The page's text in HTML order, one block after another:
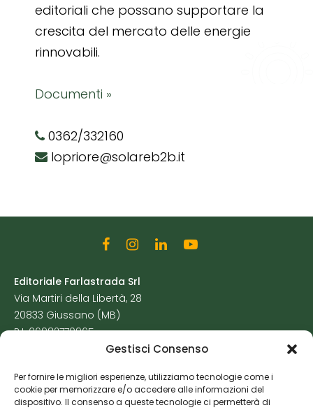
Gestisci Consenso
Per fornire le migliori esperienze, utilizziamo tecnologie come i
cookie per memorizzare e/o accedere alle informazioni del
dispositivo. Il consenso a queste tecnologie ci permetterà di
editoriali che possano supportare la
crescita del mercato delle energie
rinnovabili.
Documenti »
0362/332160
lopriore@solareb2b.it
Editoriale Farlastrada Srl
Via Martiri della Libertà, 28
20833 Giussano (MB)
P.I. 06982770965
Cookie Policy
Risorse Aggiuntive